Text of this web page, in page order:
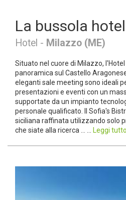
La bussola hotel
Hotel - Milazzo (ME)
Situato nel cuore di Milazzo,
panoramica sul Castello
eleganti sale meeting sono ideali
presentazioni e eventi con un
supportate da un impianto
personale qualificato. Il Sofia's
siciliana raffinata utilizzando solo
che siate alla ricerca ... ...
Leggi tutto